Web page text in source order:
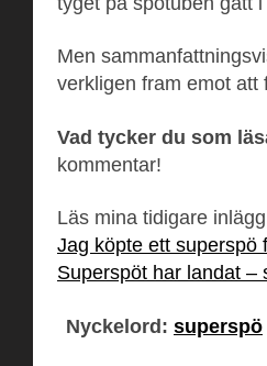
Men
verkligen fram emot att
Vad tycker du som
kommentar!
Läs mina tidigare
Jag köpte ett superspö
Superspöt har landat –
Nyckelord: superspö